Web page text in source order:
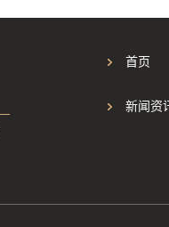
首页
新闻资